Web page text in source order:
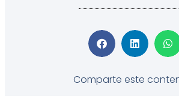
Comparte este